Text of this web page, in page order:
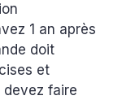
1 an après
doit
et
devez faire